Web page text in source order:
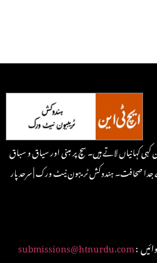
کہانیاں لاتے ہیں۔ سچ پر مبنی اور سیاق و سباق
صحافت۔ ہندوکش ٹریبون نیٹ ورک | سرحد پار
submissions@htnurdu.com